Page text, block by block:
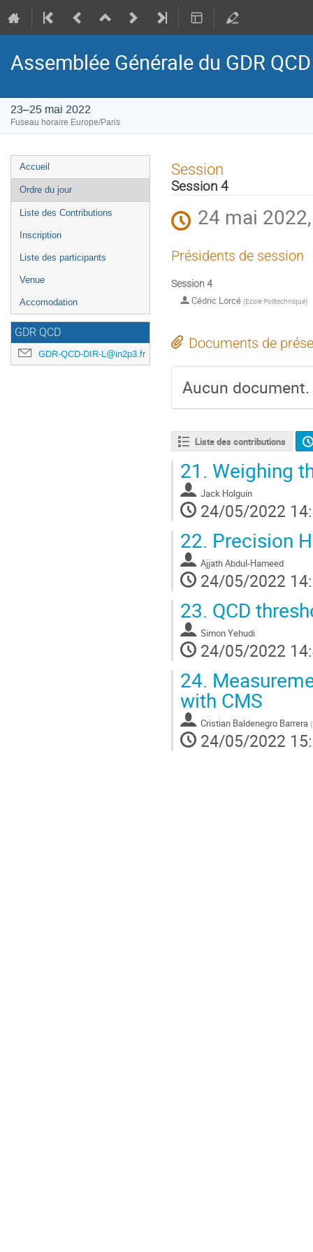
Assemblée Générale du GDR QCD
23–25 mai 2022
Fuseau horaire Europe/Paris
Menu
de
l'événement
Accueil
Ordre du jour
Liste des Contributions
Inscription
Liste des participants
Venue
Accomodation
GDR QCD
GDR-QCD-DIR-L@in2p3.fr
Session
Session 4
24 mai
Présidents de session
Session 4
Cédric Lorcé (Ecole Politechnique)
Documents de
Aucun document.
Liste des contributions
21. Weighing
Jack Holguin
24/05/2022
22. Precision
Ajjath Abdul-Hameed
24/05/2022
23. QCD
Simon Yehudi
24/05/2022
24.
with CMS
Cristian Baldenegro Barrera (
24/05/2022